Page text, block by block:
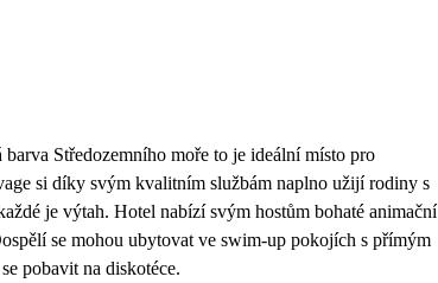
Středozemního moře to je ideální místo pro
si díky svým kvalitním službám naplno užijí rodiny s
je výtah. Hotel nabízí svým hostům bohaté animační
se mohou ubytovat ve swim-up pokojích s přímým
pobavit na diskotéce.